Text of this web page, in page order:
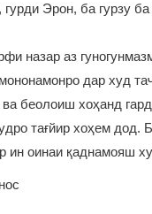
Эрон, ба гурзу
назар аз
дар худ
беолоиш хоҳанд
тағйир хоҳем
ин оинаи қаднамояш